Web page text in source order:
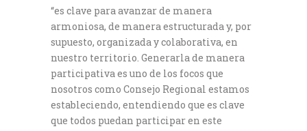
“es clave para avanzar de manera
armoniosa, de manera estructurada y, por
supuesto, organizada y colaborativa, en
nuestro territorio. Generarla de manera
participativa es uno de los focos que
nosotros como Consejo Regional estamos
estableciendo, entendiendo que es clave
que todos puedan participar en este